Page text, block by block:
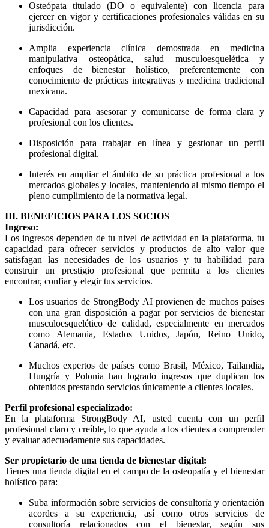
Osteópata titulado (DO o equivalente) con licencia para
ejercer en vigor y certificaciones profesionales válidas en su
jurisdicción.
Amplia experiencia clínica demostrada en medicina
manipulativa osteopática, salud musculoesquelética y
enfoques de bienestar holístico, preferentemente con
conocimiento de prácticas integrativas y medicina tradicional
mexicana.
Capacidad para asesorar y comunicarse de forma clara y
profesional con los clientes.
Disposición para trabajar en línea y gestionar un perfil
profesional digital.
Interés en ampliar el ámbito de su práctica profesional a los
mercados globales y locales, manteniendo al mismo tiempo el
pleno cumplimiento de la normativa legal.
III. BENEFICIOS PARA LOS SOCIOS
Ingreso:
Los ingresos dependen de tu nivel de actividad en la plataforma, tu
capacidad para ofrecer servicios y productos de alto valor que
satisfagan las necesidades de los usuarios y tu habilidad para
construir un prestigio profesional que permita a los clientes
encontrar, confiar y elegir tus servicios.
Los usuarios de StrongBody AI provienen de muchos países
con una gran disposición a pagar por servicios de bienestar
musculoesquelético de calidad, especialmente en mercados
como Alemania, Estados Unidos, Japón, Reino Unido,
Canadá, etc.
Muchos expertos de países como Brasil, México, Tailandia,
Hungría y Polonia han logrado ingresos que duplican los
obtenidos prestando servicios únicamente a clientes locales.
Perfil profesional especializado:
En la plataforma StrongBody AI, usted cuenta con un perfil
profesional claro y creíble, lo que ayuda a los clientes a comprender
y evaluar adecuadamente sus capacidades.
Ser propietario de una tienda de bienestar digital:
Tienes una tienda digital en el campo de la osteopatía y el bienestar
holístico para:
Suba información sobre servicios de consultoría y orientación
acordes a su experiencia, así como otros servicios de
consultoría relacionados con el bienestar, según sus